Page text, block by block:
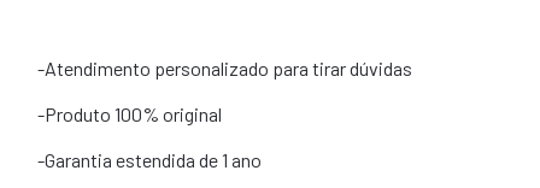
-Atendimento personalizado para tirar dúvidas
-Produto 100% original
-Garantia estendida de 1 ano